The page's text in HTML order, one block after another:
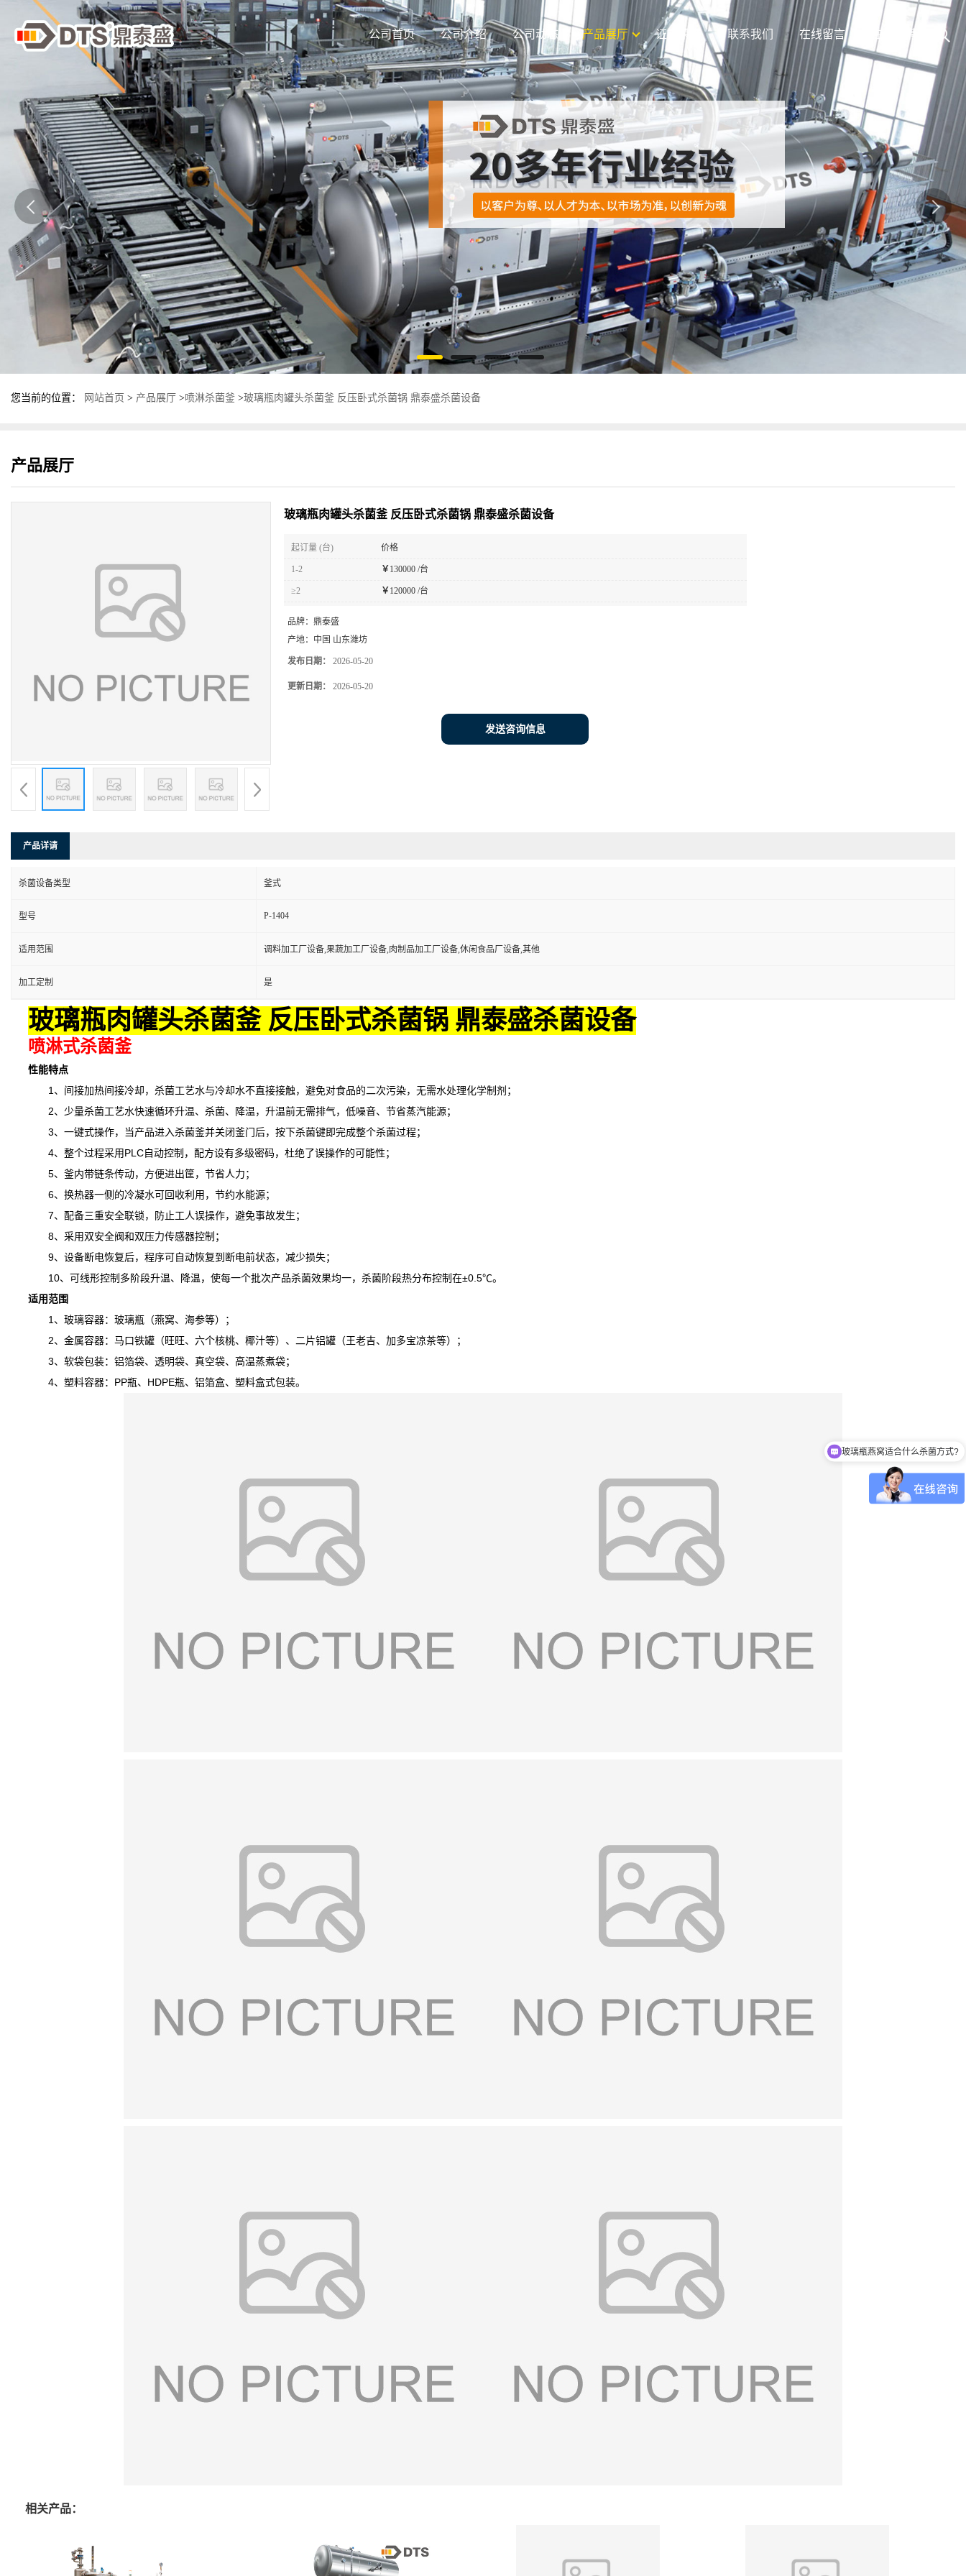
公司首页 公司介绍 公司动态 产品展厅 证书荣誉 联系我们 在线留言 在线招聘
您当前的位置： 网站首页 > 产品展厅 >喷淋杀菌釜 >玻璃瓶肉罐头杀菌釜 反压卧式杀菌锅 鼎泰盛杀菌设备
产品展厅
玻璃瓶肉罐头杀菌釜 反压卧式杀菌锅 鼎泰盛杀菌设备
起订量 (台) 价格
1-2 ￥ 130000 /台
≥2 ￥ 120000 /台
品牌： 鼎泰盛
产地： 中国 山东潍坊
发布日期： 2026-05-20
更新日期： 2026-05-20
发送咨询信息
产品详请
杀菌设备类型 釜式
型号 P-1404
适用范围 调料加工厂设备,果蔬加工厂设备,肉制品加工厂设备,休闲食品厂设备,其他
加工定制 是
玻璃瓶肉罐头杀菌釜 反压卧式杀菌锅 鼎泰盛杀菌设备
喷淋式杀菌釜
性能特点
1、间接加热间接冷却，杀菌工艺水与冷却水不直接接触，避免对食品的二次污染，无需水处理化学制剂；
2、少量杀菌工艺水快速循环升温、杀菌、降温，升温前无需排气，低噪音、节省蒸汽能源；
3、一键式操作，当产品进入杀菌釜并关闭釜门后，按下杀菌键即完成整个杀菌过程；
4、整个过程采用PLC自动控制，配方设有多级密码，杜绝了误操作的可能性；
5、釜内带链条传动，方便进出筐，节省人力；
6、换热器一侧的冷凝水可回收利用，节约水能源；
7、配备三重安全联锁，防止工人误操作，避免事故发生；
8、采用双安全阀和双压力传感器控制；
9、设备断电恢复后，程序可自动恢复到断电前状态，减少损失；
10、可线形控制多阶段升温、降温， 使每一个批次产品杀菌效果均一，杀菌阶段热分布控制在±0.5℃。
适用范围
1、玻璃容器：玻璃瓶（燕窝、海参等）；
2、金属容器：马口铁罐（旺旺、六个核桃、椰汁等）、二片铝罐（王老吉、加多宝凉茶等）；
3、软袋包装：铝箔袋、透明袋、真空袋、高温蒸煮袋；
4、塑料容器：PP瓶、HDPE瓶、铝箔盒、塑料盒式包装。
相关产品：
八宝粥适合什么杀菌方式?